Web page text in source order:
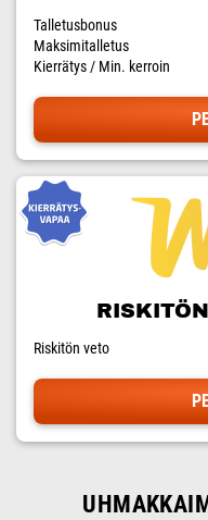
Talletusbonus
Maksimitalletus
Kierrätys / Min. kerroin
Riskitön veto